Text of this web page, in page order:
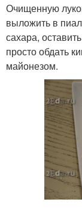
Очищенную
выложить в
сахара,
просто обдать
майонезом.